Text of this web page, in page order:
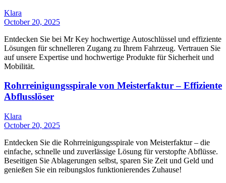
Klara
October 20, 2025
Entdecken Sie bei Mr Key hochwertige Autoschlüssel und effiziente
Lösungen für schnelleren Zugang zu Ihrem Fahrzeug. Vertrauen Sie
auf unsere Expertise und hochwertige Produkte für Sicherheit und
Mobilität.
Rohrreinigungsspirale von Meisterfaktur – Effiziente
Abflusslöser
Klara
October 20, 2025
Entdecken Sie die Rohrreinigungsspirale von Meisterfaktur – die
einfache, schnelle und zuverlässige Lösung für verstopfte Abflüsse.
Beseitigen Sie Ablagerungen selbst, sparen Sie Zeit und Geld und
genießen Sie ein reibungslos funktionierendes Zuhause!